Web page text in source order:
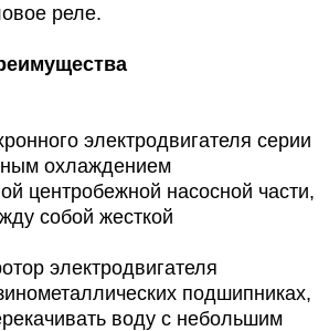
реле.
электродвигателя серии
охлаждением
центробежной насосной части,
собой жесткой
электродвигателя
подшипниках,
воду с небольшим